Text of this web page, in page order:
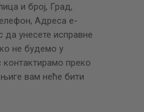
и број, Град,
Адреса е-
унесете исправне
не будемо у
контактирамо преко
вам неће бити